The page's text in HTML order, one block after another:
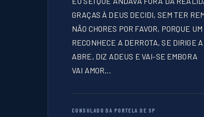
GRAÇAS À DEUS DECIDI, SEM TER
NÃO CHORES POR FAVOR, PORQUE
RECONHECE A DERROTA, SE DIRIGE
ABRE, DIZ ADEUS E VAI-SE EMBORA
VAI AMOR...
CONSULADO DA PORTELA DE SP